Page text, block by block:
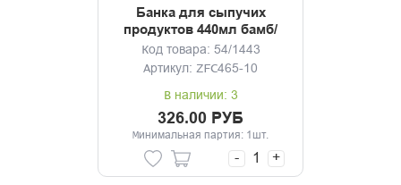
Банка для сыпучих
продуктов 440мл бамб/
кр Эдем
Код товара: 54/1443
Артикул: ZFC465-10
В наличии: 3
326.00 РУБ
Минимальная партия: 1шт.
- +